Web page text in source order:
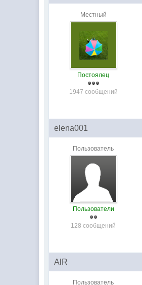
Местный
Постоялец
1947 сообщений
elena001
Пользователь
Пользователи
128 сообщений
AlR
Пользователь